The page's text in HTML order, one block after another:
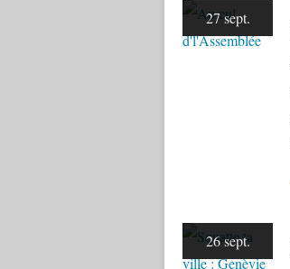
27 sept.
26 sept.